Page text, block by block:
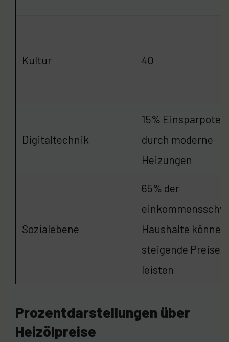
Kultur 40
Digitaltechnik
15%
durch moderne
Heizungen
Sozialebene
65% der
Haushalte können
steigende Preise
leisten
Prozentdarstellungen über
Heizölpreise